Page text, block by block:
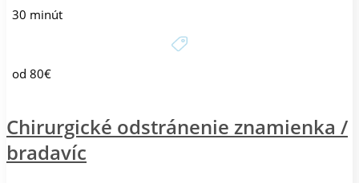
30 minút
od 80€
Chirurgické odstránenie znamienka /
bradavíc